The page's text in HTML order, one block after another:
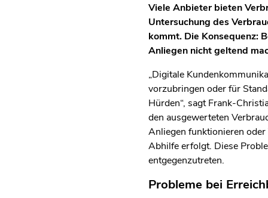
Viele Anbieter bieten
Untersuchung des
kommt. Die Konsequenz:
Anliegen nicht geltend
„Digitale
vorzubringen oder für
Hürden“, sagt Frank-
den ausgewerteten
Anliegen funktionieren
Abhilfe erfolgt. Diese
entgegenzutreten.
Probleme bei